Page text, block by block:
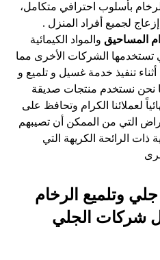
بأسلوب احترافي متكامل،
لجميع أفراد المنزل .
المساحيق والمواد الكيمائية
تستخدمها الشركات الأخرى مما
تنفيذ خدمة غسيل و تلميع و
نحن نستخدم منتجات صديقة
لعملائنا الكرام وتحافظ على
التي من الممكن أن تصيبهم
ذات الرائحة الكريهة التي
وتلميع الرخام
شركات الجلي